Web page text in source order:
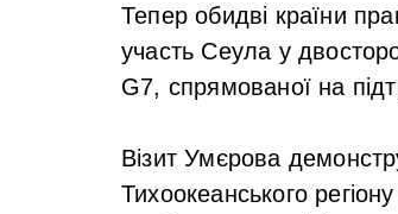
Тепер обидві країни
участь Сеула у
G7, спрямованої на
Візит Умєрова
Тихоокеанського